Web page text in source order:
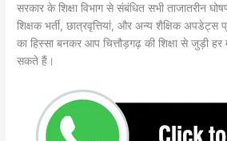
सरकार के शिक्षा विभाग से संबंधित सभी ताजातरीन
शिक्षक भर्ती, छात्रवृत्तियां, और अन्य शैक्षिक
का हिस्सा बनकर आप चित्तौड़गढ़ की शिक्षा से जुड़ी हर
सकते हैं।